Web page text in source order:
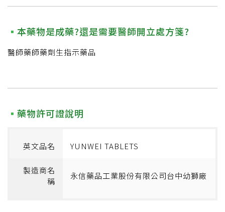
本藥物是成藥?還是需要醫師開立處方箋?
醫師藥師藥劑生指示藥品
藥物許可證說明
英文品名 YUNWEI TABLETS
製造商名
稱
永信藥品工業股份有限公司台中幼獅廠